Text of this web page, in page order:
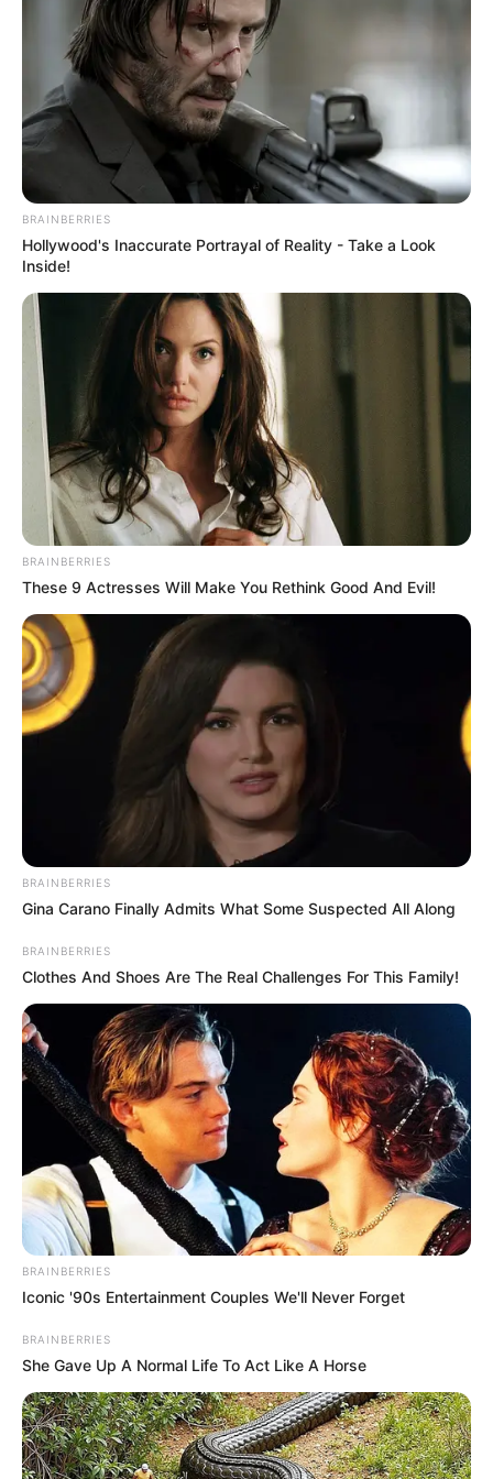
Η ΔΙΑΦΗΜΙΣΤΙΚΗ ΕΤΑΙΡΙΑ ΠΟΥ ΕΜΠΛΕΚΕΤΑΙ ΜΕ ΤΗΝ
ΛΙΣΤΑ ΠΕΤΣΑΑΠΟΣΤΑΣΙΟΠΟΙΕΙΤΑΙ ΑΠΟ ΤΙΣ ΕΠΙΛΟΓΕΣ
ΤΗΣ ΚΥΒΕΡΝΗΣΗΣ ΟΣΟΝ ΑΦΟΡΑ ΤΑ ΣΚΑΝΔΑΛΩΔΗ
BRAINBERRIES
Hollywood's Inaccurate Portrayal of Reality - Take a Look
Inside!
BRAINBERRIES
These 9 Actresses Will Make You Rethink Good And Evil!
BRAINBERRIES
Gina Carano Finally Admits What Some Suspected All Along
BRAINBERRIES
Clothes And Shoes Are The Real Challenges For This Family!
BRAINBERRIES
Iconic '90s Entertainment Couples We'll Never Forget
BRAINBERRIES
She Gave Up A Normal Life To Act Like A Horse